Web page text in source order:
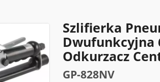
Szlifierka
Dwufunkcyjna
Odkurzacz
GP-828NV